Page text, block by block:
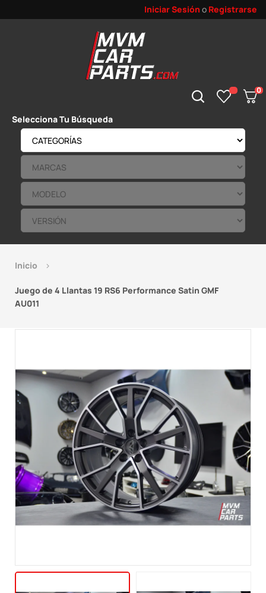
Iniciar Sesión o Registrarse
0
Selecciona Tu Búsqueda
Inicio
Juego de 4 Llantas 19 RS6 Performance Satin GMF
AU011